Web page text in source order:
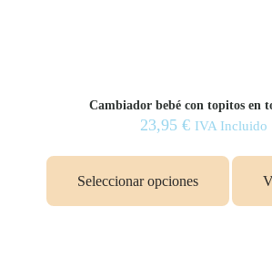
Cambiador bebé con topitos en
23,95 € IVA Incluido
Seleccionar opciones